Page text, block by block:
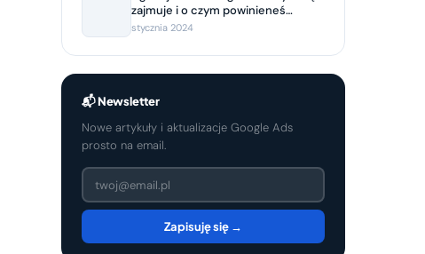
zajmuje i o czym powinieneś
wiedzieć, decydując się na
stycznia 2024
📬 Newsletter
Nowe artykuły i aktualizacje Google Ads
prosto na email.
Zapisuję się →